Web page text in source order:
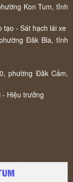
Kon Tum, tỉnh
tạo - Sát hạch lái xe
Đăk Bla, tỉnh
phường Đăk Cấm,
- Hiệu trưởng